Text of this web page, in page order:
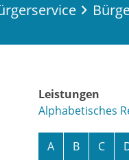
Leistungen
Alphabetisches
A B C